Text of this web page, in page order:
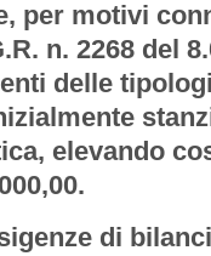
per motivi
n. 2268 del
delle
elevando
di